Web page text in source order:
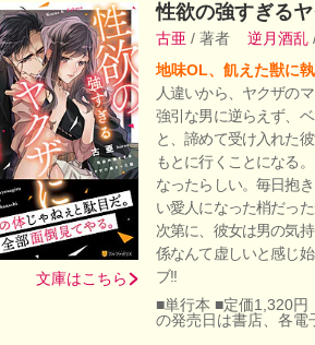
文庫はこちら
性欲の強すぎる
古亜 / 著者 逆月酒乱
地味OL、飢えた獣に
人違いから、ヤクザの
強引な男に逆らえず、
と、諦めて受け入れた
もとに行くことになる
なったらしい。毎日抱
い愛人になった梢だっ
次第に、彼女は男の気
係なんて虚しいと感じ
ブ!!
■単行本 ■定価1,320円
の発売日は書店、各電